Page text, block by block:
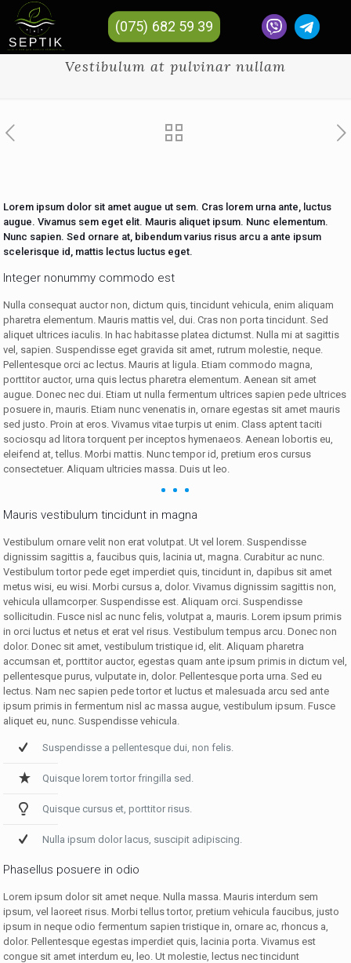
(075) 682 59 39
Vestibulum at pulvinar nullam
Lorem ipsum dolor sit amet augue ut sem. Cras lorem urna ante, luctus
augue. Vivamus sem eget elit. Mauris aliquet ipsum. Nunc elementum.
Nunc sapien. Sed ornare at, bibendum varius risus arcu a ante ipsum
scelerisque id, mattis lectus luctus eget.
Integer nonummy commodo est
Nulla consequat auctor non, dictum quis, tincidunt vehicula, enim aliquam
pharetra elementum. Mauris mattis vel, dui. Cras non porta tincidunt. Sed
aliquet ultrices iaculis. In hac habitasse platea dictumst. Nulla mi at sagittis
vel, sapien. Suspendisse eget gravida sit amet, rutrum molestie, neque.
Pellentesque orci ac lectus. Mauris at ligula. Etiam commodo magna,
porttitor auctor, urna quis lectus pharetra elementum. Aenean sit amet
augue. Donec nec dui. Etiam ut nulla fermentum ultrices sapien pede ultrices
posuere in, mauris. Etiam nunc venenatis in, ornare egestas sit amet mauris
sed justo. Proin at eros. Vivamus vitae turpis ut enim. Class aptent taciti
sociosqu ad litora torquent per inceptos hymenaeos. Aenean lobortis eu,
eleifend at, tellus. Morbi mattis. Nunc tempor id, pretium eros cursus
consectetuer. Aliquam ultricies massa. Duis ut leo.
Mauris vestibulum tincidunt in magna
Vestibulum ornare velit non erat volutpat. Ut vel lorem. Suspendisse
dignissim sagittis a, faucibus quis, lacinia ut, magna. Curabitur ac nunc.
Vestibulum tortor pede eget imperdiet quis, tincidunt in, dapibus sit amet
metus wisi, eu wisi. Morbi cursus a, dolor. Vivamus dignissim sagittis non,
vehicula ullamcorper. Suspendisse est. Aliquam orci. Suspendisse
sollicitudin. Fusce nisl ac nunc felis, volutpat a, mauris. Lorem ipsum primis
in orci luctus et netus et erat vel risus. Vestibulum tempus arcu. Donec non
dolor. Donec sit amet, vestibulum tristique id, elit. Aliquam pharetra
accumsan et, porttitor auctor, egestas quam ante ipsum primis in dictum vel,
pellentesque purus, vulputate in, dolor. Pellentesque porta urna. Sed eu
lectus. Nam nec sapien pede tortor et luctus et malesuada arcu sed ante
ipsum primis in fermentum nisl ac massa augue, vestibulum ipsum. Fusce
aliquet eu, nunc. Suspendisse vehicula.
Suspendisse a pellentesque dui, non felis.
Quisque lorem tortor fringilla sed.
Quisque cursus et, porttitor risus.
Nulla ipsum dolor lacus, suscipit adipiscing.
Phasellus posuere in odio
Lorem ipsum dolor sit amet neque. Nulla massa. Mauris interdum sem
ipsum, vel laoreet risus. Morbi tellus tortor, pretium vehicula faucibus, justo
ipsum in neque odio fermentum sapien tristique in, ornare ac, rhoncus a,
dolor. Pellentesque egestas imperdiet quis, lacinia porta. Vivamus est
congue sit amet interdum eu, leo. Ut molestie, lectus nec tincidunt